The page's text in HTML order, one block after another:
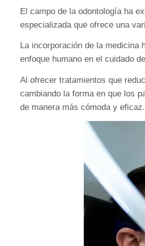
El campo de la odontología ha
especializada que ofrece una
La incorporación de la medicina
enfoque humano en el cuidado
Al ofrecer tratamientos que
cambiando la forma en que los
de manera más cómoda y eficaz.